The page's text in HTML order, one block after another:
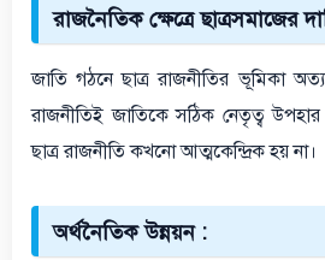
রাজনৈতিক ক্ষেত্রে ছাত্রসমাজের
জাতি গঠনে ছাত্র রাজনীতির ভূমিকা
রাজনীতিই জাতিকে সঠিক নেতৃত্ব
ছাত্র রাজনীতি কখনো আত্মকেন্দ্রিক হয় না।
অর্থনৈতিক উন্নয়ন :